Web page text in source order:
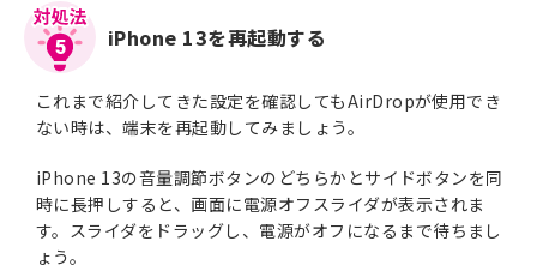
5 iPhone 13を再起動する
これまで紹介してきた設定を確認してもAirDropが使用でき
ない時は、端末を再起動してみましょう。
iPhone 13の音量調節ボタンのどちらかとサイドボタンを同
時に長押しすると、画面に電源オフスライダが表示されま
す。スライダをドラッグし、電源がオフになるまで待ちまし
ょう。